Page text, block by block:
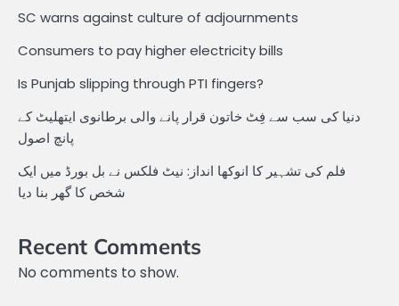
SC warns against culture of adjournments
Consumers to pay higher electricity bills
Is Punjab slipping through PTI fingers?
دنیا کی سب سے فِٹ خاتون قرار پانے والی برطانوی ایتھلیٹ کے
پانچ اصول
فلم کی تشہیر کا انوکھا انداز: نیٹ فلکس نے بل بورڈ میں ایک
شخص کا گھر بنا دیا
Recent Comments
No comments to show.